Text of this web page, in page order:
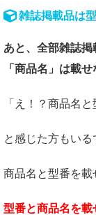
雑誌掲載品は
あと、全部雑誌掲
「商品名」は載せ
「え！？商品名
と感じた方もいる
商品名と型番を載
型番と商品名を載